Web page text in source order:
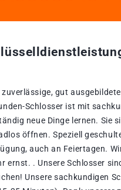
gut
Schlosser ist mit
neue Dinge lernen. Sie
öffnen. Speziell
auch an Feiertagen.
ernst. . Unsere Schlosser
Unsere sachkundigen